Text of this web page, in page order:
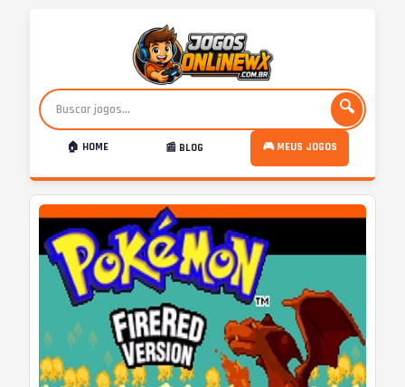
🔍
🏠 HOME 📰 BLOG 🎮 MEUS JOGOS